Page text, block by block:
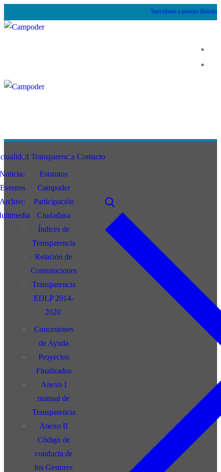
Suscribase a nuestro Boletín
Noticias
Eventos
Archivo
Transparencia
Estatutos
Campoder
Participación
Ciudadana
Índices de
Transparencia
Relación de
Contrataciones
Transparencia
EDLP 2014-
2020
Concesiones
de Ayuda
Proyectos
Finalizados
Anexo I
manual de
Transparencia
Anexo II
Código de
conducta de
los Gestores
Contacto